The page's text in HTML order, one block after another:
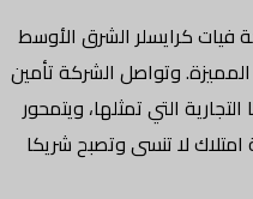
فيات كرايسلر الشرق الأوسط
المميزة. وتواصل الشركة تأمين
التي تمثلها، ويتمحور
لا تنسى وتصبح شريكا